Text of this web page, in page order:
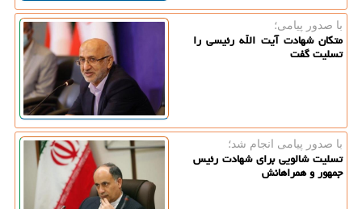
با صدور پیامی؛
متکان شهادت آیت الله رئیسی را
تسلیت گفت
با صدور پیامی انجام شد؛
تسلیت شالویی برای شهادت رئیس
جمهور و همراهانش